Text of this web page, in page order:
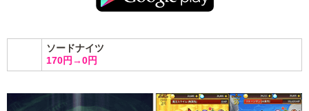
ソードナイツ
170円→0円